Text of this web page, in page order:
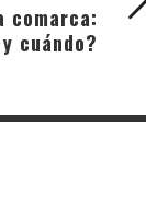
comarca:
cuándo?